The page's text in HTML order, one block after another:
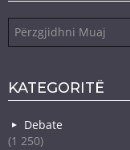
KATEGORITË
Debate
(1 250)